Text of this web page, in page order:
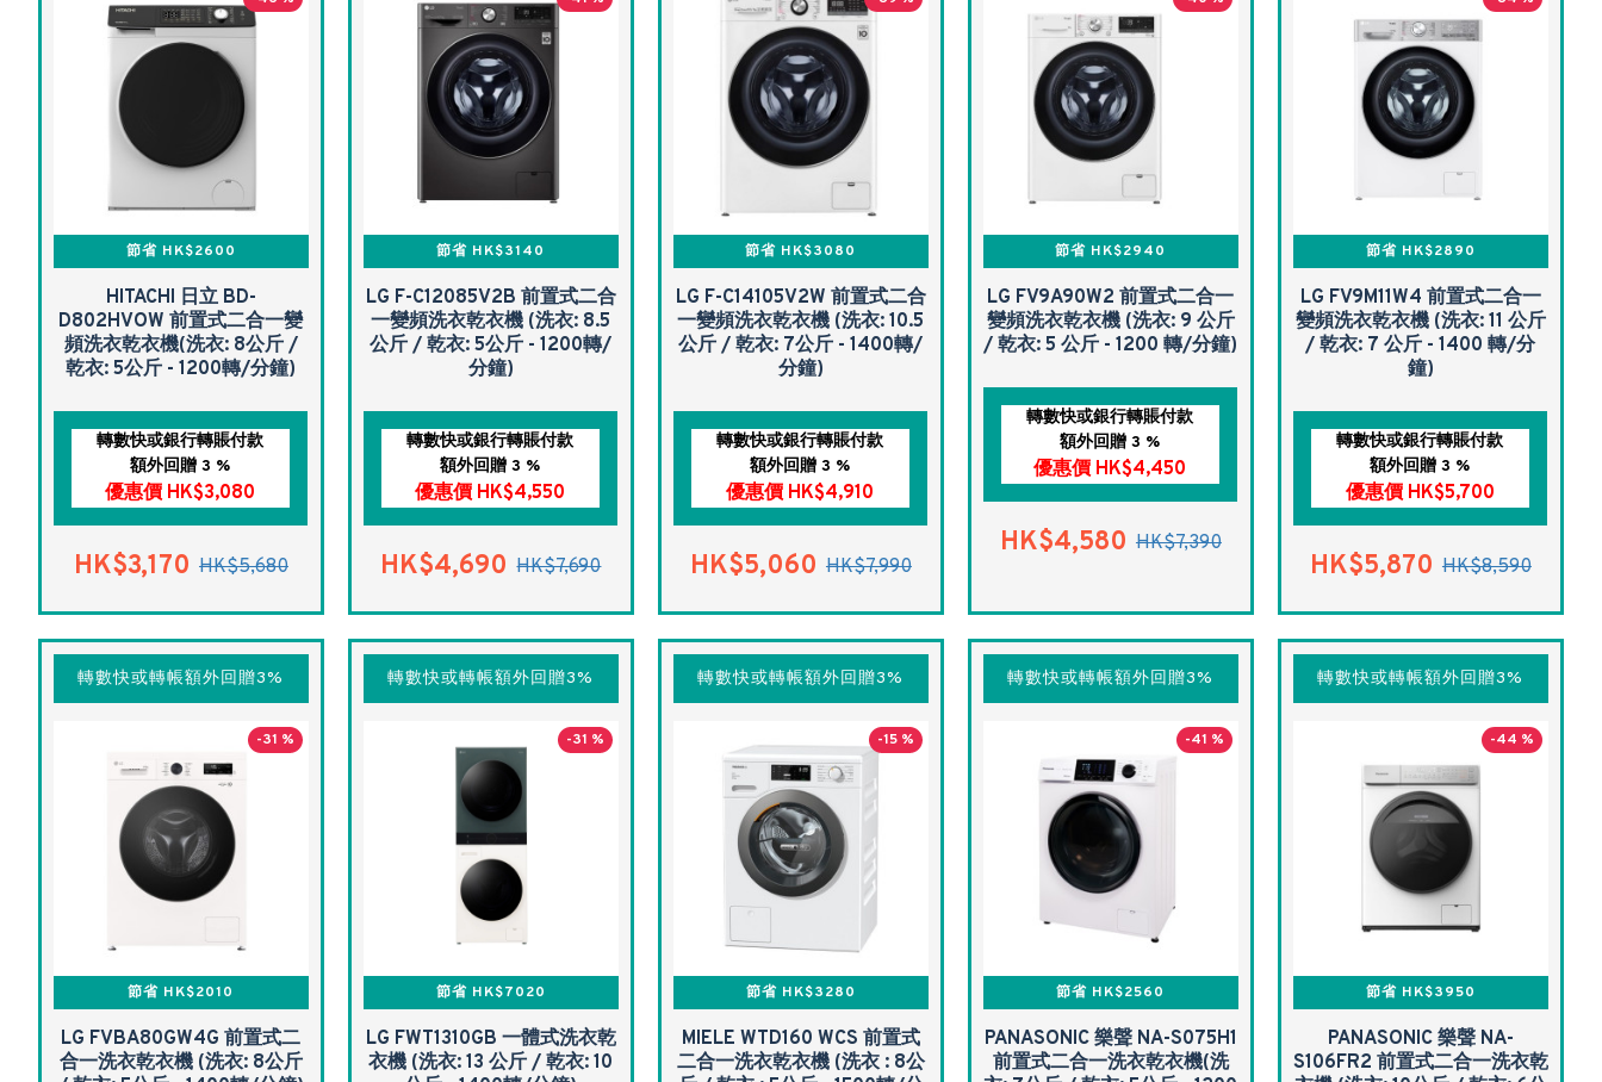
節省 HK$2600
HITACHI 日立 BD-
D802HVOW 前置式二合一變
頻洗衣乾衣機(洗衣: 8公斤 /
乾衣: 5公斤 - 1200轉/分鐘)
轉數快或銀行轉賬付款
額外回贈 3 %
優惠價 HK$3,080
HK$3,170 HK$5,680
節省 HK$3140
LG F-C12085V2B 前置式二合
一變頻洗衣乾衣機 (洗衣: 8.5
公斤 / 乾衣: 5公斤 - 1200轉/
分鐘)
轉數快或銀行轉賬付款
額外回贈 3 %
優惠價 HK$4,550
HK$4,690 HK$7,690
節省 HK$3080
LG F-C14105V2W 前置式二合
一變頻洗衣乾衣機 (洗衣: 10.5
公斤 / 乾衣: 7公斤 - 1400轉/
分鐘)
轉數快或銀行轉賬付款
額外回贈 3 %
優惠價 HK$4,910
HK$5,060 HK$7,990
節省 HK$2940
LG FV9A90W2 前置式二合一
變頻洗衣乾衣機 (洗衣: 9 公斤
/ 乾衣: 5 公斤 - 1200 轉/分鐘)
轉數快或銀行轉賬付款
額外回贈 3 %
優惠價 HK$4,450
HK$4,580 HK$7,390
節省 HK$2890
LG FV9M11W4 前置式二合一
變頻洗衣乾衣機 (洗衣: 11 公斤
/ 乾衣: 7 公斤 - 1400 轉/分
鐘)
轉數快或銀行轉賬付款
額外回贈 3 %
優惠價 HK$5,700
HK$5,870 HK$8,590
轉數快或轉帳額外回贈3%
-31 %
節省 HK$2010
LG FVBA80GW4G 前置式二
合一洗衣乾衣機 (洗衣: 8公斤
轉數快或轉帳額外回贈3%
-31 %
節省 HK$7020
LG FWT1310GB 一體式洗衣乾
衣機 (洗衣: 13 公斤 / 乾衣: 10
轉數快或轉帳額外回贈3%
-15 %
節省 HK$3280
MIELE WTD160 WCS 前置式
二合一洗衣乾衣機 (洗衣 : 8公
轉數快或轉帳額外回贈3%
-41 %
節省 HK$2560
PANASONIC 樂聲 NA-S075H1
前置式二合一洗衣乾衣機(洗
轉數快或轉帳額外回贈3%
-44 %
節省 HK$3950
PANASONIC 樂聲 NA-
S106FR2 前置式二合一洗衣乾